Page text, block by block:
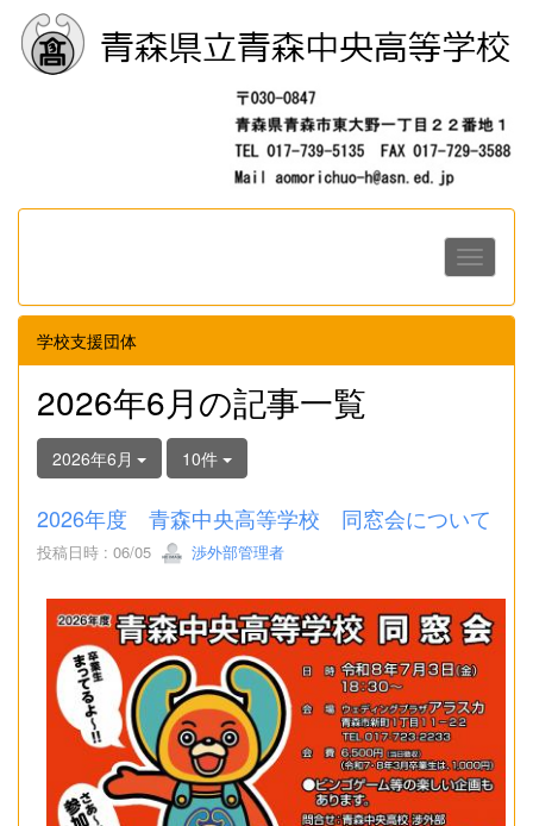
学校支援団体
2026年6月の記事一覧
2026年6月 10件
2026年度 青森中央高等学校 同窓会について
投稿日時 : 06/05 渉外部管理者